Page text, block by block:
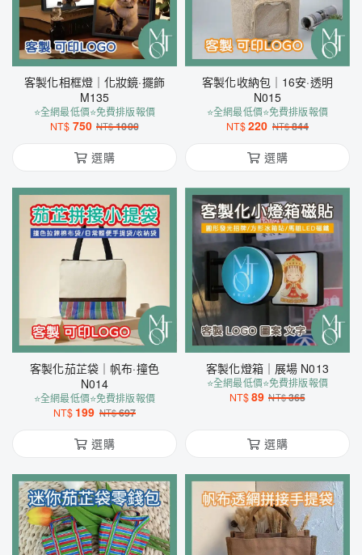
客製化相框燈｜化妝鏡·擺飾
M135
⭐全網最低價⭐免費排版報價
NT$ 750 NT$1000
選購
客製化收納包｜16安·透明
N015
⭐全網最低價⭐免費排版報價
NT$220 NT$844
選購
客製化茄芷袋｜帆布·撞色
N014
⭐全網最低價⭐免費排版報價
NT$ 199 NT$697
選購
客製化燈箱｜展場 N013
⭐全網最低價⭐免費排版報價
NT$89 NT$365
選購